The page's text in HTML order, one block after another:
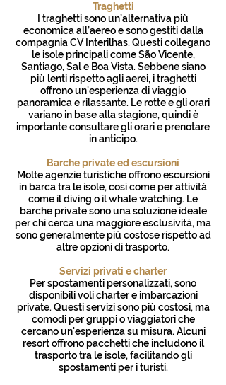
Traghetti
I traghetti sono un’alternativa più
economica all’aereo e sono gestiti dalla
compagnia CV Interilhas. Questi collegano
le isole principali come São Vicente,
Santiago, Sal e Boa Vista. Sebbene siano
più lenti rispetto agli aerei, i traghetti
offrono un'esperienza di viaggio
panoramica e rilassante. Le rotte e gli orari
variano in base alla stagione, quindi è
importante consultare gli orari e prenotare
in anticipo.
Barche private ed escursioni
Molte agenzie turistiche offrono escursioni
in barca tra le isole, così come per attività
come il diving o il whale watching. Le
barche private sono una soluzione ideale
per chi cerca una maggiore esclusività, ma
sono generalmente più costose rispetto ad
altre opzioni di trasporto.
Servizi privati e charter
Per spostamenti personalizzati, sono
disponibili voli charter e imbarcazioni
private. Questi servizi sono più costosi, ma
comodi per gruppi o viaggiatori che
cercano un'esperienza su misura. Alcuni
resort offrono pacchetti che includono il
trasporto tra le isole, facilitando gli
spostamenti per i turisti.